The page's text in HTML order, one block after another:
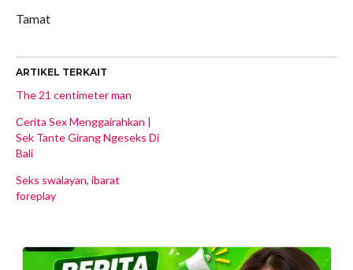
Tamat
ARTIKEL TERKAIT
The 21 centimeter man
Cerita Sex Menggairahkan |
Sek Tante Girang Ngeseks Di
Bali
Seks swalayan, ibarat
foreplay